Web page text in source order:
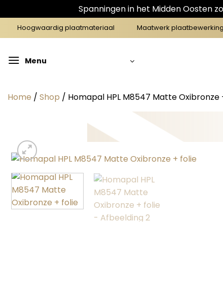
Spanningen in het Midden Oosten
naar
Hoogwaardig plaatmateriaal Maatwerk plaatbewerking
Menu
Home / Shop / Homapal HPL M8547 Matte Oxibronze